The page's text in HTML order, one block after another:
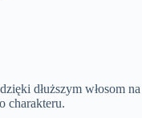
dłuższym włosom na
charakteru.